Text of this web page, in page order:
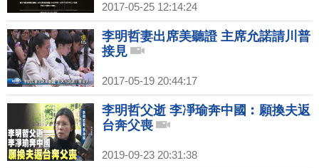
2017-05-25 12:14:24
李明哲妻出席美聽證 主席允諾請川普
接見
2017-05-19 20:44:17
李明哲父逝 李凈瑜奔中國︰願換夫返
台奔父喪
2019-09-23 20:31:38